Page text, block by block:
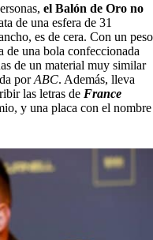
el Balón de Oro no
de una esfera de 31
es de cera. Con un peso
de una bola confeccionada
de un material muy similar
porABC. Además, lleva
las letras de France
y una placa con el nombre